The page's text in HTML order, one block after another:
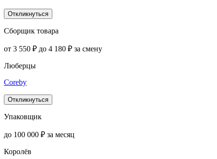
Откликнуться
Сборщик товара
от 3 550 ₽ до 4 180 ₽ за смену
Люберцы
Coreby
Откликнуться
Упаковщик
до 100 000 ₽ за месяц
Королёв